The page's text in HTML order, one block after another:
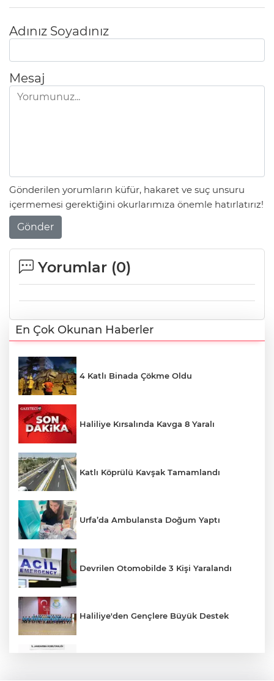
Adınız Soyadınız
Mesaj
Gönderilen yorumların küfür, hakaret ve suç unsuru
içermemesi gerektiğini okurlarımıza önemle hatırlatırız!
Gönder
Yorumlar (0)
En Çok Okunan Haberler
4 Katlı Binada Çökme Oldu
Haliliye Kırsalında Kavga 8 Yaralı
Katlı Köprülü Kavşak Tamamlandı
Urfa’da Ambulansta Doğum Yaptı
Devrilen Otomobilde 3 Kişi Yaralandı
Haliliye'den Gençlere Büyük Destek